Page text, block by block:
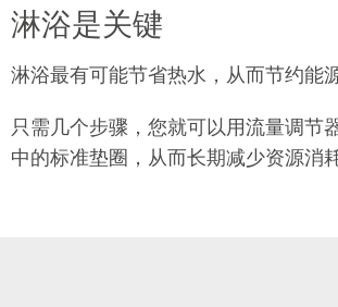
淋浴是关键
淋浴最有可能节省热水，从而节约能源
只需几个步骤，您就可以用流量调节
中的标准垫圈，从而长期减少资源消耗